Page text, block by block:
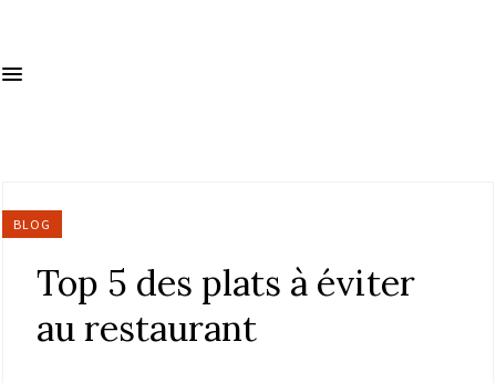
BLOG
Top 5 des plats à éviter
au restaurant